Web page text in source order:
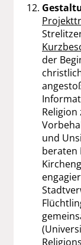
der
und
beraten